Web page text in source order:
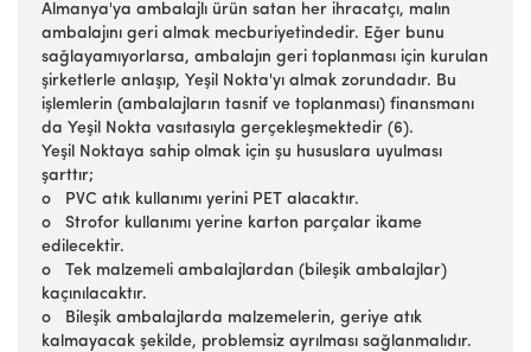
Almanya'ya ambalajlı ürün satan her ihracatçı, malın
ambalajını geri almak mecburiyetindedir. Eğer bunu
sağlayamıyorlarsa, ambalajın geri toplanması için kurulan
şirketlerle anlaşıp, Yeşil Nokta'yı almak zorundadır. Bu
işlemlerin (ambalajların tasnif ve toplanması) finansmanı
da Yeşil Nokta vasıtasıyla gerçekleşmektedir (6).
Yeşil Noktaya sahip olmak için şu hususlara uyulması
şarttır;
o PVC atık kullanımı yerini PET alacaktır.
o Strofor kullanımı yerine karton parçalar ikame
edilecektir.
o Tek malzemeli ambalajlardan (bileşik ambalajlar)
kaçınılacaktır.
o Bileşik ambalajlarda malzemelerin, geriye atık
kalmayacak şekilde, problemsiz ayrılması sağlanmalıdır.